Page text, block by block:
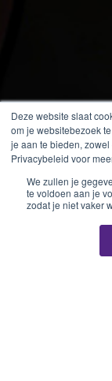
Deze website slaat
om je websitebezoek
je aan te bieden,
Privacybeleid voor
We zullen je
te voldoen aan je
zodat je niet vaker